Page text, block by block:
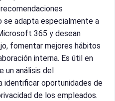
se adapta especialmente a
365 y desean
fomentar mejores hábitos
interna. Es útil en
un análisis del
identificar oportunidades de
de los empleados.